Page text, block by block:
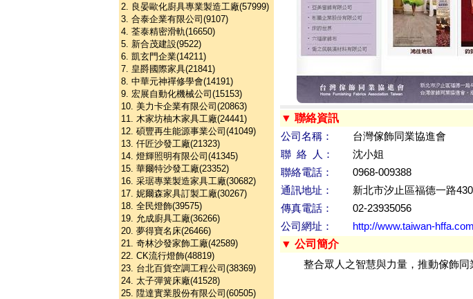
2. 良晏歐化廚具專業製造工廠(57999)
3. 合泰企業有限公司(9107)
4. 荃泰精密滑軌(16650)
5. 新合茂建設(9522)
6. 凱玄門企業(14211)
7. 皇爵國際家具(21841)
8. 中華元神禪修學會(14191)
9. 宏展自動化機械公司(15153)
10. 美力卡企業有限公司(20863)
11. 木家坊柚木家具工廠(24441)
12. 碩豐再生能源事業公司(41049)
13. 仟匠沙發工廠(21323)
14. 燈輝照明有限公司(41345)
15. 華爾特沙發工廠(23352)
16. 采琚專業製造家具工廠(30682)
17. 妮爾森家具訂製工廠(30267)
18. 全民燈飾(39575)
19. 允成廚具工廠(36266)
20. 夢得寶名床(26466)
21. 奇林沙發家飾工廠(42589)
22. CK流行燈飾(48819)
23. 台北百貨空調工程公司(38369)
24. 太子彈簧床廠(41528)
25. 陞達實業股份有限公司(60505)
▼ 聯絡資訊
公司名稱：
台灣傢飾同業協進會
聯 絡 人：
沈小姐
聯絡電話：
0968-009388
通訊地址：
新北市汐止區福德一路
傳真電話：
02-23935056
公司網址：
http://www.taiwan-
▼ 公司簡介
整合眾人之智慧與力量，推動傢飾同